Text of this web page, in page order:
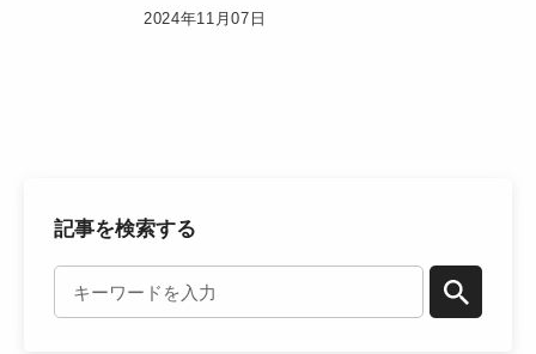
2024年11月07日
記事を検索する